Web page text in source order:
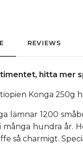
REVIEWS
hitta mer
Konga 250g
lämnar 1200
många hundra år.
så charmigt.